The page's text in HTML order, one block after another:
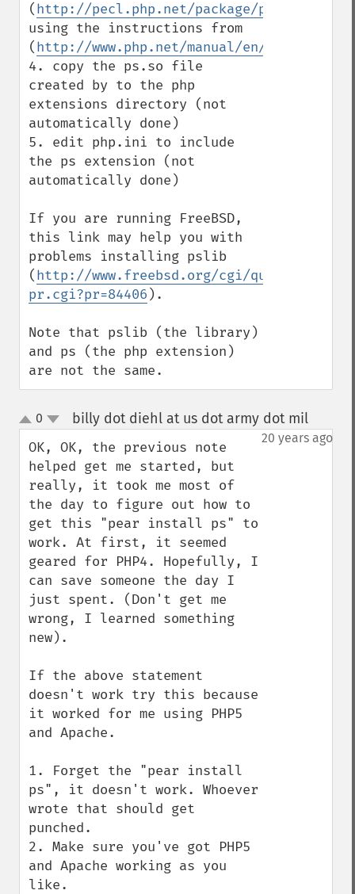
(http://pecl.php.net/package/ps
using the instructions from
(http://www.php.net/manual/en/
4. copy the ps.so file
created by to the php
extensions directory (not
automatically done)
5. edit php.ini to include
the ps extension (not
automatically done)
If you are running FreeBSD,
this link may help you with
problems installing pslib
(http://www.freebsd.org/cgi/query-
pr.cgi?pr=84406 ).
Note that pslib (the library)
and ps (the php extension)
are not the same.
up
down
0 billy dot diehl at us dot army dot mil¶
20 years ago
OK, OK, the previous note
helped get me started, but
really, it took me most of
the day to figure out how to
get this "pear install ps" to
work. At first, it seemed
geared for PHP4. Hopefully, I
can save someone the day I
just spent. (Don't get me
wrong, I learned something
new).
If the above statement
doesn't work try this because
it worked for me using PHP5
and Apache.
1. Forget the "pear install
ps", it doesn't work. Whoever
wrote that should get
punched.
2. Make sure you've got PHP5
and Apache working as you
like.